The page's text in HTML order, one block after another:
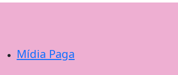
Mídia Paga